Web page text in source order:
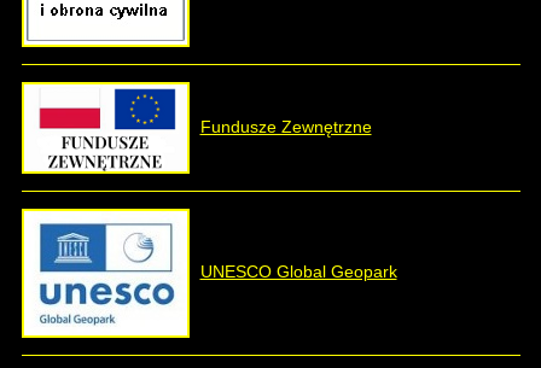
Fundusze Zewnętrzne
UNESCO Global Geopark